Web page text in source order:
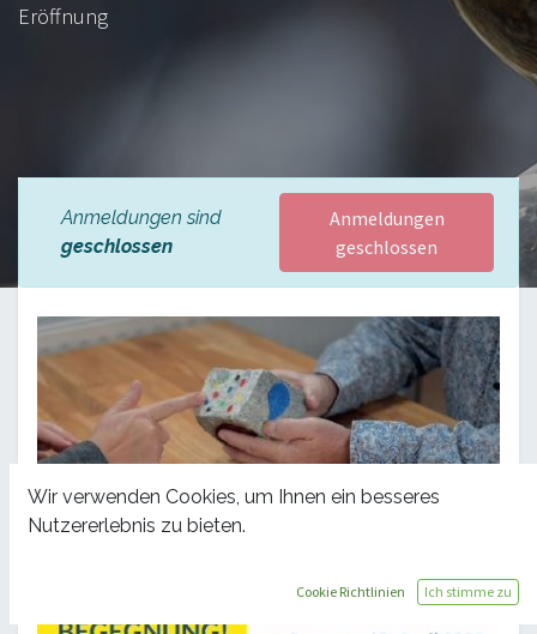
Eröffnung
Anmeldungen sind
geschlossen
Anmeldungen
geschlossen
Wir verwenden Cookies, um Ihnen ein besseres
Nutzererlebnis zu bieten.
Cookie Richtlinien Ich stimme zu